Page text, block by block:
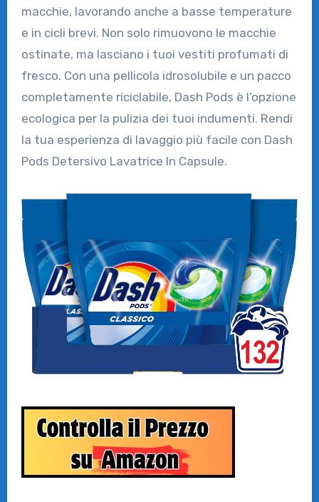
macchie, lavorando anche a basse temperature
e in cicli brevi. Non solo rimuovono le macchie
ostinate, ma lasciano i tuoi vestiti profumati di
fresco. Con una pellicola idrosolubile e un pacco
completamente riciclabile, Dash Pods è l’opzione
ecologica per la pulizia dei tuoi indumenti. Rendi
la tua esperienza di lavaggio più facile con Dash
Pods Detersivo Lavatrice In Capsule.